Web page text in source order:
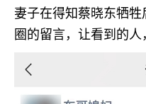
妻子在得知蔡晓东牺
圈的留言，让看到的人